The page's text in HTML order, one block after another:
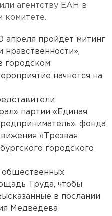
агентству ЕАН в
комитете.
апреля пройдет митинг
нравственности»,
городском
начнется на
партии «Единая
фонда
«Трезвая
городского
общественных
Труда, чтобы
в послании
Медведева